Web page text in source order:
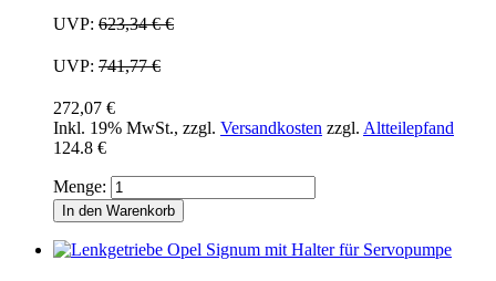
UVP: 623,34 €€
UVP: 741,77 €
272,07 €
Inkl. 19% MwSt., zzgl. Versandkosten zzgl. Altteilepfand
124.8 €
Menge:
In den Warenkorb